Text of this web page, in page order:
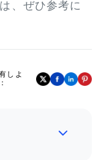
、ぜひ参考に
しよ